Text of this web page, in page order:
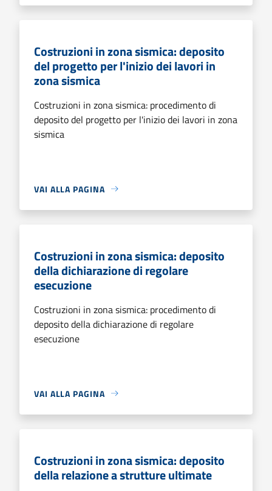
Costruzioni in zona sismica: deposito
del progetto per l'inizio dei lavori in
zona sismica
Costruzioni in zona sismica: procedimento di
deposito del progetto per l'inizio dei lavori in zona
sismica
VAI ALLA PAGINA
Costruzioni in zona sismica: deposito
della dichiarazione di regolare
esecuzione
Costruzioni in zona sismica: procedimento di
deposito della dichiarazione di regolare
esecuzione
VAI ALLA PAGINA
Costruzioni in zona sismica: deposito
della relazione a strutture ultimate